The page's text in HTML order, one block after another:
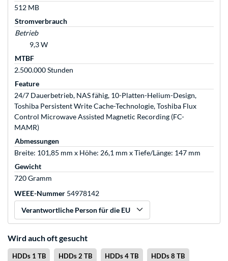
512 MB
Stromverbrauch
Betrieb
9,3 W
MTBF
2.500.000 Stunden
Feature
24/7 Dauerbetrieb, NAS fähig, 10-Platten-Helium-Design,
Toshiba Persistent Write Cache-Technologie, Toshiba Flux
Control Microwave Assisted Magnetic Recording (FC-
MAMR)
Abmessungen
Breite: 101,85 mm x Höhe: 26,1 mm x Tiefe/Länge: 147 mm
Gewicht
720 Gramm
WEEE-Nummer 54978142
Verantwortliche Person für die EU
Wird auch oft gesucht
HDDs 1 TB HDDs 2 TB HDDs 4 TB HDDs 8 TB